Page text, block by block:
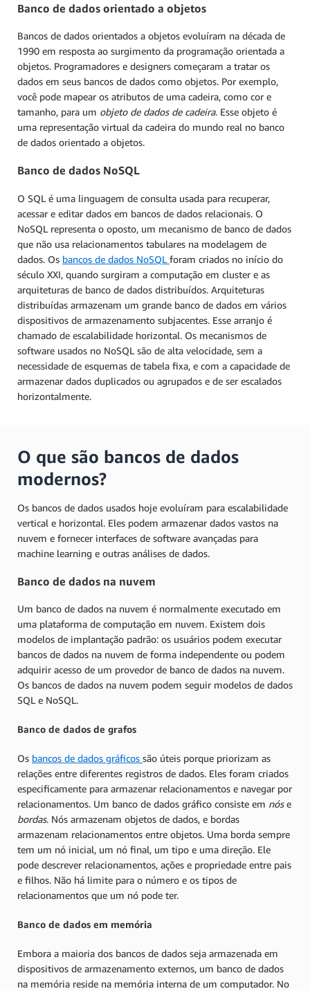
Banco de dados orientado a objetos
Bancos de dados orientados a objetos evoluíram na década de
1990 em resposta ao surgimento da programação orientada a
objetos. Programadores e designers começaram a tratar os
dados em seus bancos de dados como objetos. Por exemplo,
você pode mapear os atributos de uma cadeira, como cor e
tamanho, para um objeto de dados de cadeira. Esse objeto é
uma representação virtual da cadeira do mundo real no banco
de dados orientado a objetos.
Banco de dados NoSQL
O SQL é uma linguagem de consulta usada para recuperar,
acessar e editar dados em bancos de dados relacionais. O
NoSQL representa o oposto, um mecanismo de banco de dados
que não usa relacionamentos tabulares na modelagem de
dados. Os bancos de dados NoSQL foram criados no início do
século XXI, quando surgiram a computação em cluster e as
arquiteturas de banco de dados distribuídos. Arquiteturas
distribuídas armazenam um grande banco de dados em vários
dispositivos de armazenamento subjacentes. Esse arranjo é
chamado de escalabilidade horizontal. Os mecanismos de
software usados no NoSQL são de alta velocidade, sem a
necessidade de esquemas de tabela fixa, e com a capacidade de
armazenar dados duplicados ou agrupados e de ser escalados
horizontalmente.
O que são bancos de dados
modernos?
Os bancos de dados usados hoje evoluíram para escalabilidade
vertical e horizontal. Eles podem armazenar dados vastos na
nuvem e fornecer interfaces de software avançadas para
machine learning e outras análises de dados.
Banco de dados na nuvem
Um banco de dados na nuvem é normalmente executado em
uma plataforma de computação em nuvem. Existem dois
modelos de implantação padrão: os usuários podem executar
bancos de dados na nuvem de forma independente ou podem
adquirir acesso de um provedor de banco de dados na nuvem.
Os bancos de dados na nuvem podem seguir modelos de dados
SQL e NoSQL.
Banco de dados de grafos
Os bancos de dados gráficos são úteis porque priorizam as
relações entre diferentes registros de dados. Eles foram criados
especificamente para armazenar relacionamentos e navegar por
relacionamentos. Um banco de dados gráfico consiste em nóse
bordas. Nós armazenam objetos de dados, e bordas
armazenam relacionamentos entre objetos. Uma borda sempre
tem um nó inicial, um nó final, um tipo e uma direção. Ele
pode descrever relacionamentos, ações e propriedade entre pais
e filhos. Não há limite para o número e os tipos de
relacionamentos que um nó pode ter.
Banco de dados em memória
Embora a maioria dos bancos de dados seja armazenada em
dispositivos de armazenamento externos, um banco de dados
na memória reside na memória interna de um computador. No